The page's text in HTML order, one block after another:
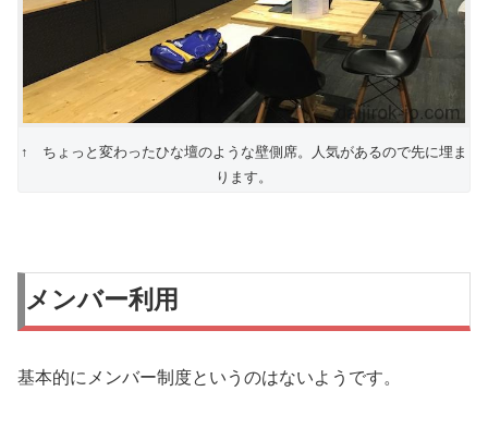
↑ ちょっと変わったひな壇のような壁側席。人気があるので先に埋ま
ります。
メンバー利用
基本的にメンバー制度というのはないようです。